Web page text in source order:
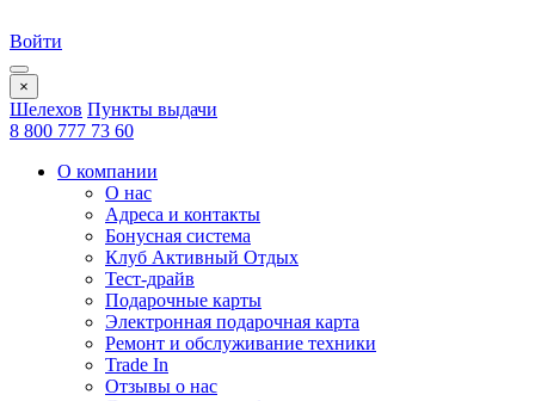
Войти
×
Шелехов Пункты выдачи
8 800 777 73 60
О компании
О нас
Адреса и контакты
Бонусная система
Клуб Активный Отдых
Тест-драйв
Подарочные карты
Электронная подарочная карта
Ремонт и обслуживание техники
Trade In
Отзывы о нас